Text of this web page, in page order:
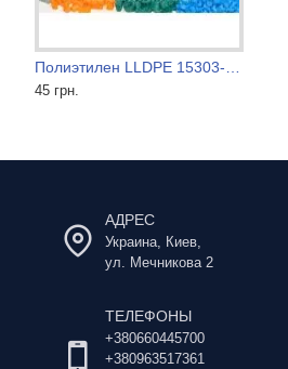
45 грн.30 грн.
АДРЕС
Украина, Киев,
ул. Мечникова 2
ТЕЛЕФОНЫ
+380660445700
+380963517361